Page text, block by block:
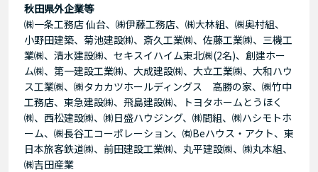
秋田県外企業等
㈱一条工務店 仙台、㈱伊藤工務店、㈱大林組、㈱奥村組、
小野田建築、菊池建設㈱、斎久工業㈱、佐藤工業㈱、三機工
業㈱、清水建設㈱、セキスイハイム東北㈱(2名)、創建ホー
ム㈱、第一建設工業㈱、大成建設㈱、大立工業㈱、大和ハウ
ス工業㈱、㈱タカカツホールディングス 高勝の家、㈱竹中
工務店、東急建設㈱、飛島建設㈱、トヨタホームとうほく
㈱、西松建設㈱、㈱日盛ハウジング、㈱間組、㈱ハシモトホ
ーム、㈱長谷工コーポレーション、㈲Beハウス・アクト、東
日本旅客鉄道㈱、前田建設工業㈱、丸平建設㈱、㈱丸本組、
㈱吉田産業